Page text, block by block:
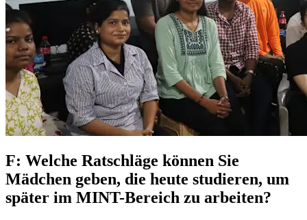
F: Welche Ratschläge können Sie
Mädchen geben, die heute studieren, um
später im MINT-Bereich zu arbeiten?